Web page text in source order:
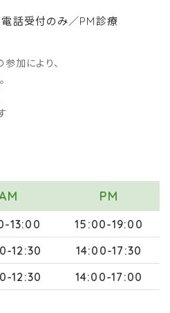
話受付のみ／PM診療
加により、
PM
13:00 15:00-19:00
12:30 14:00-17:30
12:30 14:00-17:00